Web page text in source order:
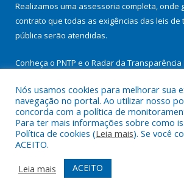
Realizamos uma assessoria completa, onde
contrato que todas as exigências das leis de
pública serão atendidas.
Conheça o PNTP e o Radar da Transparência
Todos os direitos reservados a
Cachoeira do Arari.
Mapa do Site
Acessar Área Administrativa
Acessar Webmail
Nós usamos cookies para melhorar sua
navegação no portal. Ao utilizar nosso
concorda com a política de
Para ter mais informações sobre como
Política de cookies (Leia mais). Se você
ACEITO.
Leia mais
ACEITO